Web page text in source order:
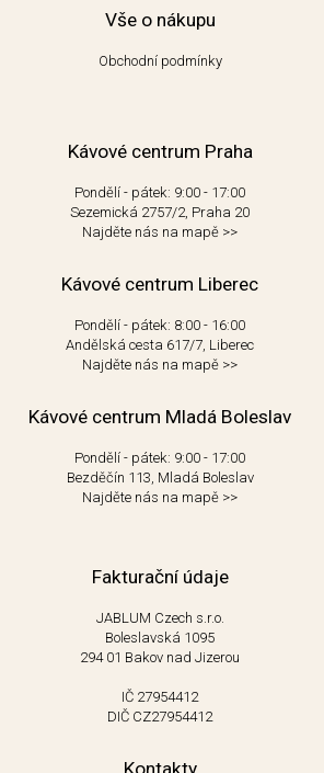
Vše o nákupu
Obchodní podmínky
Kávové centrum Praha
Pondělí - pátek: 9:00 - 17:00
Sezemická 2757/2, Praha 20
Najděte nás na mapě >>
Kávové centrum Liberec
Pondělí - pátek: 8:00 - 16:00
Andělská cesta 617/7, Liberec
Najděte nás na mapě >>
Kávové centrum Mladá Boleslav
Pondělí - pátek: 9:00 - 17:00
Bezděčín 113, Mladá Boleslav
Najděte nás na mapě >>
Fakturační údaje
JABLUM Czech s.r.o.
Boleslavská 1095
294 01 Bakov nad Jizerou
IČ 27954412
DIČ CZ27954412
Kontakty